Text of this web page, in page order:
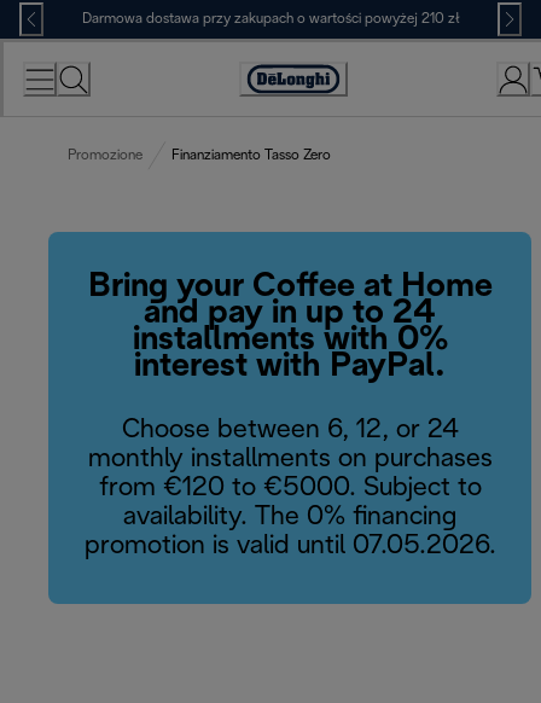
Skip
to
Content
Darmowa dostawa przy zakupach o wartości powyżej 210 zł
Deklaracja
Promozione Finanziamento Tasso Zero
Bring your Coffee at Home
and pay in up to 24
installments with 0%
interest with PayPal.
Choose between 6, 12, or 24
monthly installments on purchases
from €120 to €5000. Subject to
availability. The 0% financing
promotion is valid until 07.05.2026.